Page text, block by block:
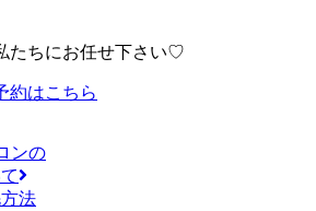
たちにお任せ下さい♡
約はこちら
ンの
法